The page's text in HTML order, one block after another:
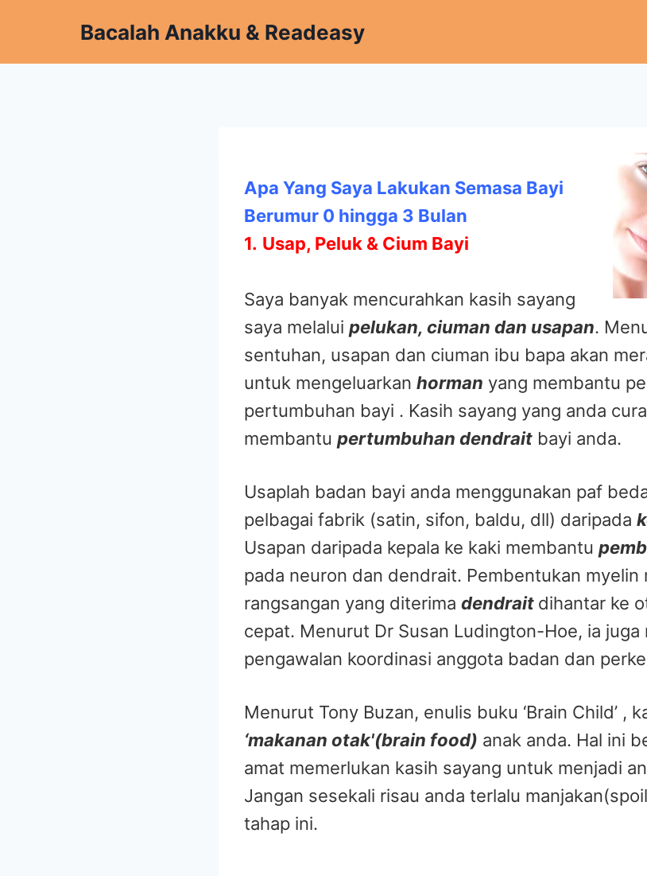
Bacalah Anakku & Readeasy
Apa Yang Saya Lakukan Semasa Bayi
Berumur 0 hingga 3 Bulan
1. Usap, Peluk & Cium Bayi
Saya banyak mencurahkan kasih sayang
saya melalui pelukan, ciuman dan usapan.
sentuhan, usapan dan ciuman ibu bapa akan
untuk mengeluarkan horman yang membantu
pertumbuhan bayi . Kasih sayang yang anda
membantu pertumbuhan dendrait bayi anda.
Usaplah badan bayi anda menggunakan paf
pelbagai fabrik (satin, sifon, baldu, dll) daripada
Usapan daripada kepala ke kaki membantu
pada neuron dan dendrait. Pembentukan myelin
rangsangan yang diterima dendrait dihantar ke
cepat. Menurut Dr Susan Ludington-Hoe, ia juga
pengawalan koordinasi anggota badan dan
Menurut Tony Buzan, enulis buku ‘Brain Child’ ,
‘makanan otak'(brain food) anak anda. Hal ini
amat memerlukan kasih sayang untuk menjadi
Jangan sesekali risau anda terlalu
tahap ini.